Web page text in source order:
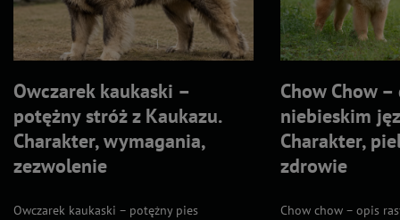
Owczarek kaukaski –
potężny stróż z Kaukazu.
Charakter, wymagania,
zezwolenie
Owczarek kaukaski – potężny pies
Chow Chow
niebieskim
Charakter,
zdrowie
Chow chow – opis